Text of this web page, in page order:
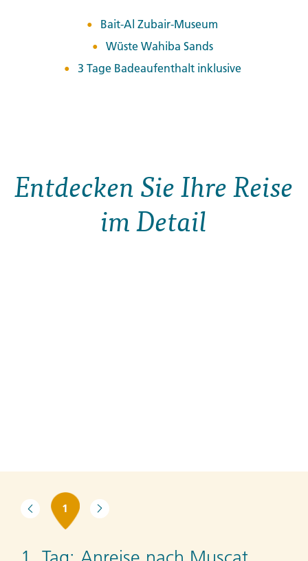
Bait-Al Zubair-Museum
Wüste Wahiba Sands
3 Tage Badeaufenthalt inklusive
Entdecken Sie Ihre Reise
im Detail
1